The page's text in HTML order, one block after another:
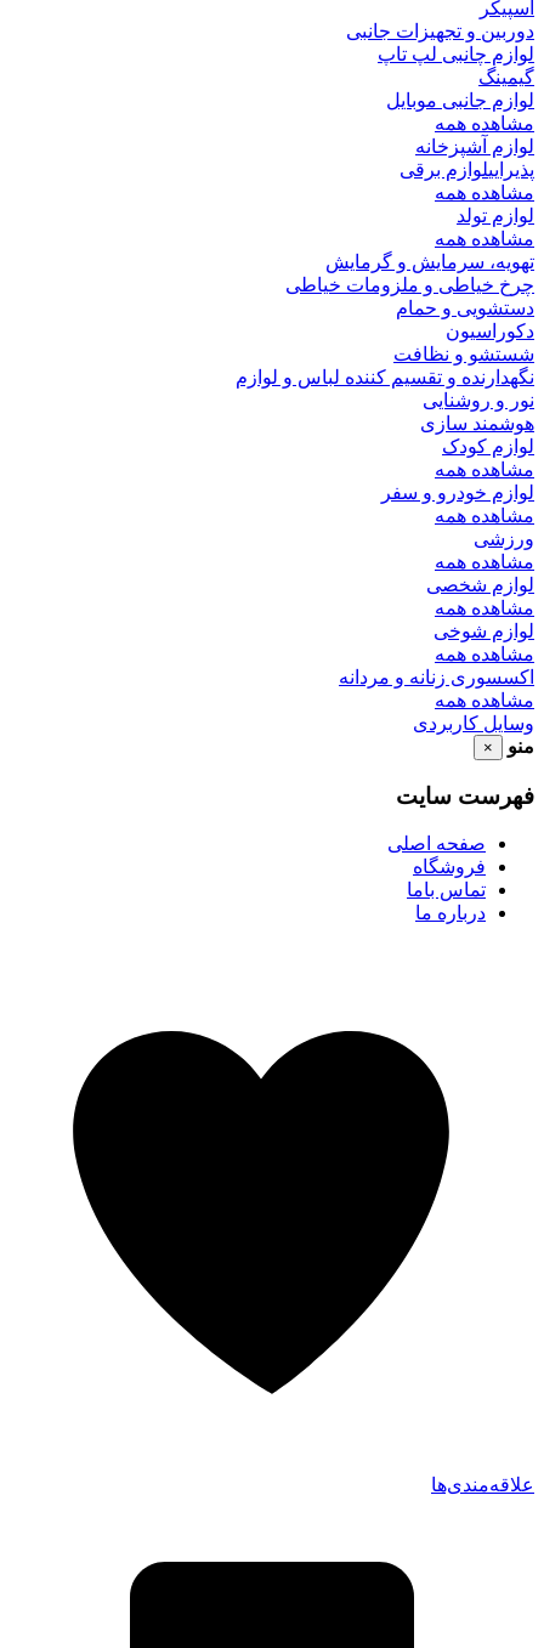
اسپیکر
دوربین و تجهیزات جانبی
لوازم چانبی لپ تاپ
گیمینگ
لوازم جانبی موبایل
مشاهده همه
لوازم آشپزخانه
پذیراییلوازم برقی
مشاهده همه
لوازم تولد
مشاهده همه
تهویه، سرمایش و گرمایش
چرخ خیاطی و ملزومات خیاطی
دستشویی و حمام
دکوراسیون
شستشو و نظافت
نگهدارنده و تقسیم کننده لباس و لوازم
نور و روشنایی
هوشمند سازی
لوازم کودک
مشاهده همه
لوازم خودرو و سفر
مشاهده همه
ورزشی
مشاهده همه
لوازم شخصی
مشاهده همه
لوازم شوخی
مشاهده همه
اکسسوری زنانه و مردانه
مشاهده همه
وسایل کاربردی
منو
×
فهرست سایت
صفحه اصلی
فروشگاه
تماس باما
درباره ما
علاقه‌مندی‌ها